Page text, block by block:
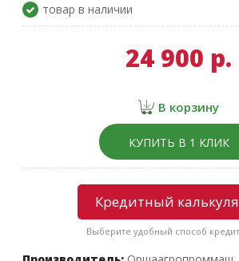
товар в наличии
24 900 р.
В корзину
КУПИТЬ В 1 КЛИК
Кредитный
Выберите удобный способ